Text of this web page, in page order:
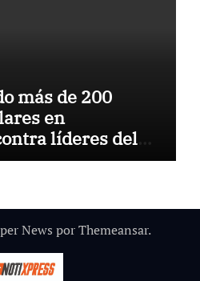
más de 200
en
líderes del
ahora caza al
News porThemeansar.